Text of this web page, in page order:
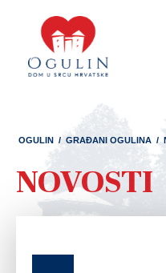
OGULIN / GRAĐANI OGULINA /
NOVOSTI